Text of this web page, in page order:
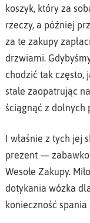
koszyk, który za
rzeczy, a później
za te zakupy
drzwiami.
chodzić tak często,
stale zaopatrując
ściągnąć z dolnych
I właśnie z tych jej
prezent —
Wesołe Zakupy.
dotykania wózka
konieczność